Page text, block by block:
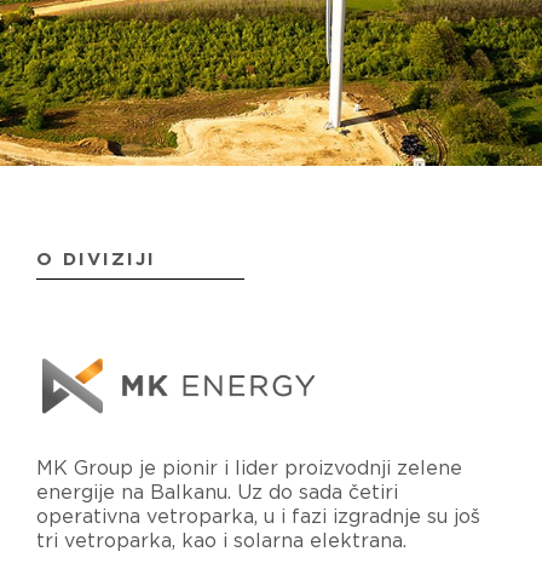
O DIVIZIJI
MK Group je pionir i lider proizvodnji zelene
energije na Balkanu. Uz do sada četiri
operativna vetroparka, u i fazi izgradnje su još
tri vetroparka, kao i solarna elektrana.